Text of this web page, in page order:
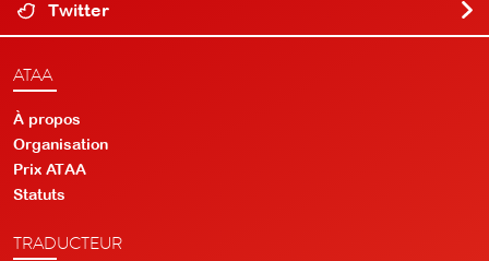
Twitter
ATAA
À propos
Organisation
Prix ATAA
Statuts
TRADUCTEUR